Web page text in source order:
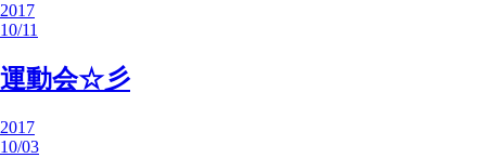
2017
10/11
運動会☆彡
2017
10/03